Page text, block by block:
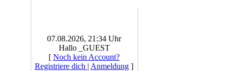
07.08.2026, 21:34 Uhr
Hallo _GUEST
[ Noch kein Account?
Registriere dich | Anmeldung ]